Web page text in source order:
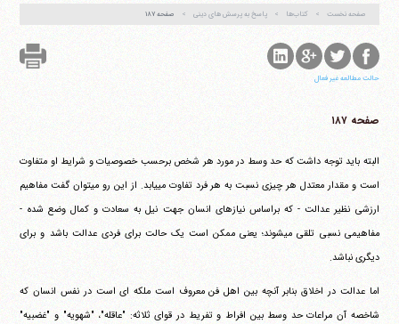
صفحه نخست کتاب‌ها پاسخ به پرسش های دینی صفحه ۱۸۷
حالت مطالعه غیر فعال
صفحه ۱۸۷
البته باید توجه داشت که حد وسط در مورد هر شخص برحسب خصوصیات و شرایط او متفاوت
است و مقدار معتدل هر چیزی نسبت به هر فرد تفاوت می‎یابد. از این رو می‎توان گفت مفاهیم
ارزشی نظیر عدالت - که براساس نیازهای انسان جهت نیل به سعادت و کمال وضع شده -
مفاهیمی نسبی تلقی می‎شوند؛ یعنی ممکن است یک حالت برای فردی عدالت باشد و برای
دیگری نباشد.
اما عدالت در اخلاق بنابر آنچه بین اهل فن معروف است ملکه ای است در نفس انسان که
شاخصه آن مراعات حد وسط بین افراط و تفریط در قوای ثلاثه: "عاقله"، "شهویه" و "غضبیه"